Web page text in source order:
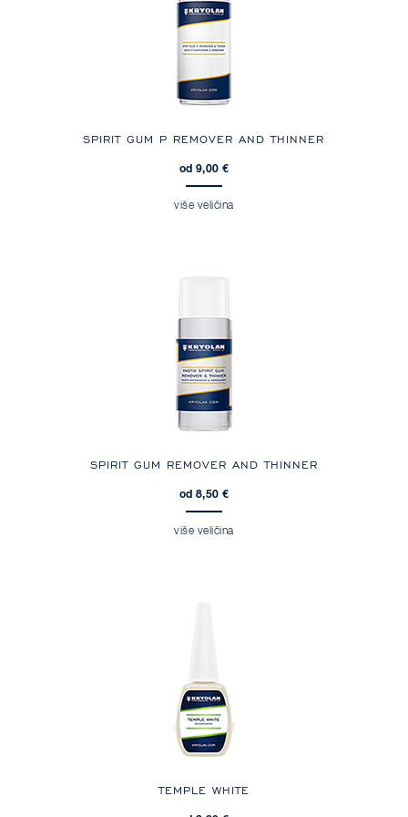
SPIRIT GUM P REMOVER AND THINNER
od 9,00 €
više veličina
SPIRIT GUM REMOVER AND THINNER
od 8,50 €
više veličina
TEMPLE WHITE